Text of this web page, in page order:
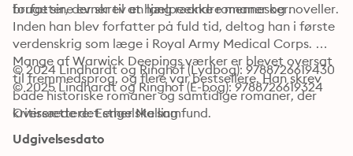
bruge sine evner til at hjælpe andre mennesker.
forfatter, der skrev en lang række romaner og noveller.
Inden han blev forfatter på fuld tid, deltog han i første
verdenskrig som læge i Royal Army Medical Corps.
Mange af Warwick Deepings værker er blevet oversat
til fremmedsprog, og flere var bestsellere. Han skrev
både historiske romaner og samtidige romaner, der
kritiserede det engelske samfund.
© 2024 Lindhardt og Ringhof (Lydbog): 9788726619430
© 2025 Lindhardt og Ringhof (E-bog): 9788726619324
Oversættere: Esther Malling
Udgivelsesdato